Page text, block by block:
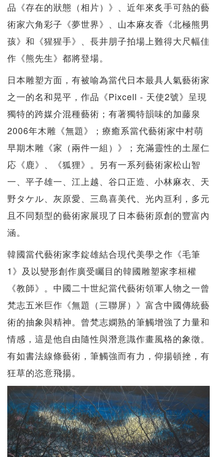
品《存在的狀態（相片）》、近年來炙手可熱的藝
術家六角彩子《夢世界》、山本麻友香《北極熊男
孩》和《猩猩手》、長井朋子拍場上難得大尺幅佳
作《熊先生》都將登場。
日本雕塑方面，有被喻為當代日本最具人氣藝術家
之一的名和晃平，作品《Pixcell - 天使2號》呈現
獨特的跨媒介混種藝術；有著獨特韻味的加藤泉
2006年木雕《無題》；療癒系當代藝術家中村萌
早期木雕《家（兩件一組）》；充滿靈性的土屋仁
応《鹿》、《狐狸》。另有一系列藝術家松山智
一、平子雄一、江上越、谷口正造、小林麻衣、天
野タケル、灰原愛、三島喜美代、光內亘利，多元
且不同類型的藝術家展現了日本藝術原創的豐富內
涵。
韓國當代藝術家李錠雄結合現代美學之作《毛筆
1》及以變形創作廣受矚目的韓國雕塑家李桓權
《教師》。中國二十世紀當代藝術領軍人物之一曾
梵志五米巨作《無題（三聯屏）》富含中國傳統藝
術的抽象與精神。曾梵志嫻熟的筆觸增強了力量和
情感，這是他自由隨性與潛意識作畫風格的象徵。
有如書法線條藝術，筆觸強而有力，仰揚頓挫，有
狂草的恣意飛揚。